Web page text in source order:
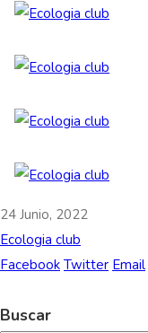
24 Junio, 2022
Ecologia club
Facebook Twitter Email
Buscar